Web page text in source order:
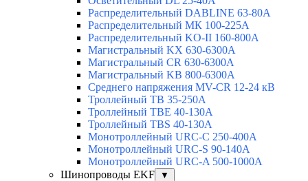
Распределительный DABLINE 63-80A
Распределительный МК 100-225А
Распределительный KO-II 160-800А
Магистральный KX 630-6300А
Магистральный CR 630-6300А
Магистральный KB 800-6300А
Среднего напряжения MV-CR 12-24 кВ
Троллейный TB 35-250A
Троллейный TBE 40-130A
Троллейный TBS 40-130A
Монотроллейный URC-C 250-400A
Монотроллейный URC-S 90-140A
Монотроллейный URC-A 500-1000A
Шинопроводы EKF
▼